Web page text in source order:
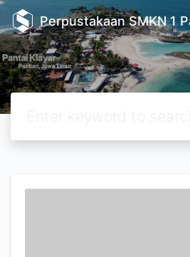
Perpustakaan SMKN 1